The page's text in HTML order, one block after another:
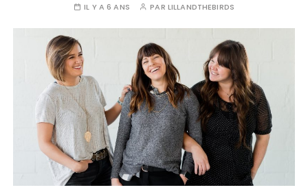
IL Y A 6 ANS PAR LILLANDTHEBIRDS